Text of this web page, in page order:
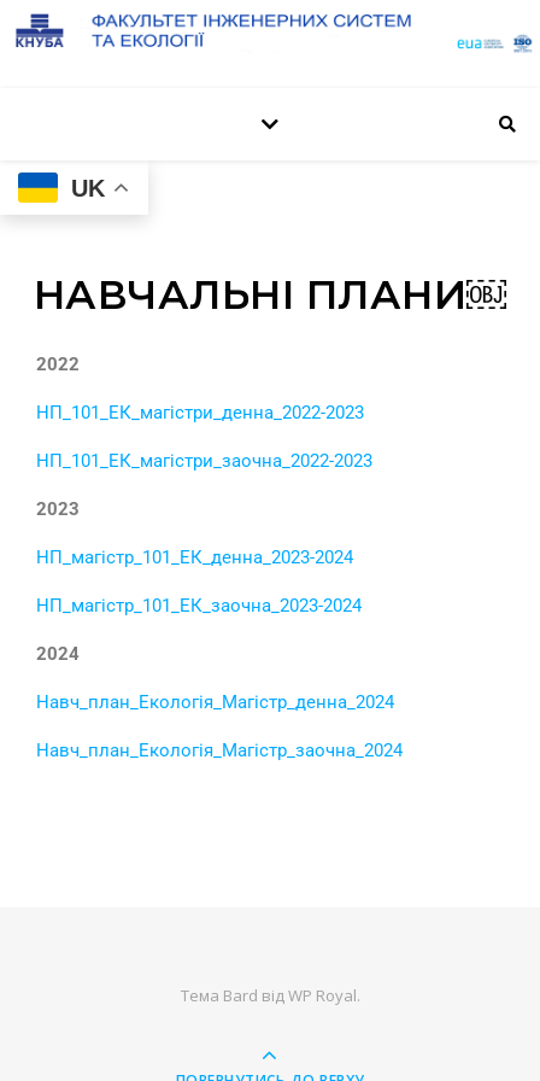
UK
НАВЧАЛЬНІ ПЛАНИ￼
2022
НП_101_ЕК_магістри_денна_2022-2023
НП_101_ЕК_магістри_заочна_2022-2023
2023
НП_магістр_101_ЕК_денна_2023-2024
НП_магістр_101_ЕК_заочна_2023-2024
2024
Навч_план_Екологія_Магістр_денна_2024
Навч_план_Екологія_Магістр_заочна_2024
Тема Bard відWP Royal.